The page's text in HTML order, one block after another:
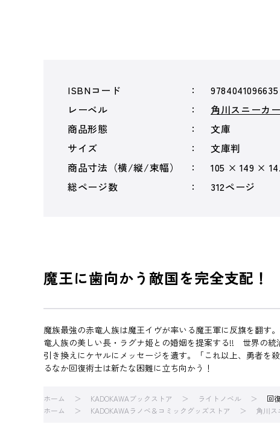
ISBNコード
9784041096635
レーベル
角川スニーカ
商品形態
文庫
サイズ
文庫判
商品寸法（横/縦/束幅）
105 × 149 ×
総ページ数
312ページ
魔王に歯向かう敵国を完全支配！
魔族最強の赤竜人族は魔王イヴが率いる魔王軍に反旗を翻す
竜人族の美しい長・ラグナ姫との婚姻を提案する!! 世界の統
引き換えにケヤルにメッセージを遺す。「これ以上、勇者
るなか回復術士は新たな困難に立ち向かう！
ホーム KADOKAWAブックストア ライトノベル
回
ホーム
KADOKAWAラノベ＆コミックグッズストア 角川ス